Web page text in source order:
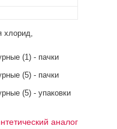
хлорид,
(1) - пачки
(5) - пачки
(5) - упаковки
аналог